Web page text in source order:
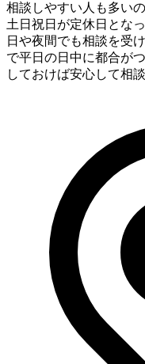
相談しやすい人も多い
土日祝日が定休日とな
日や夜間でも相談を受
で平日の日中に都合が
しておけば安心して相